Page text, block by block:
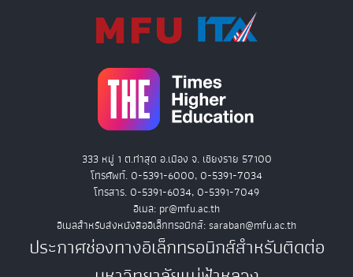
333 หมู่ 1 ต.ท่าสุด อ.เมือง จ. เชียงราย 57100
โทรศัพท์. 0-5391-6000, 0-5391-7034
โทรสาร. 0-5391-6034, 0-5391-7049
อีเมล: pr@mfu.ac.th
อีเมลสำหรับส่งหนังสืออิเล็กทรอนิกส์: saraban@mfu.ac.th
ประกาศช่องทางอิเล็กทรอนิกส์สำหรับติดต่อ